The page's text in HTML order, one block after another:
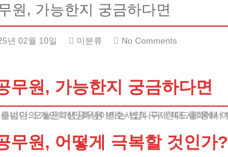
원, 가능한지 궁금하다면
년 02월 10일 미분류 No Comments
무원, 가능한지 궁금하다면
무원, 어떻게 극복할 것인가?